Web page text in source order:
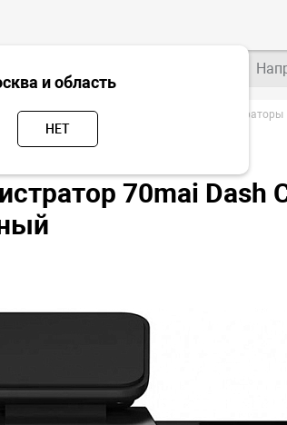
и область
НЕТ
Аксессуары для транспорта Видеорегистраторы
70mai Dash